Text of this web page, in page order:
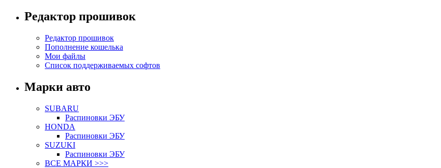
Редактор прошивок
Редактор прошивок
Пополнение кошелька
Мои файлы
Список поддерживаемых софтов
Марки авто
SUBARU
Распиновки ЭБУ
HONDA
Распиновки ЭБУ
SUZUKI
Распиновки ЭБУ
ВСЕ МАРКИ >>>